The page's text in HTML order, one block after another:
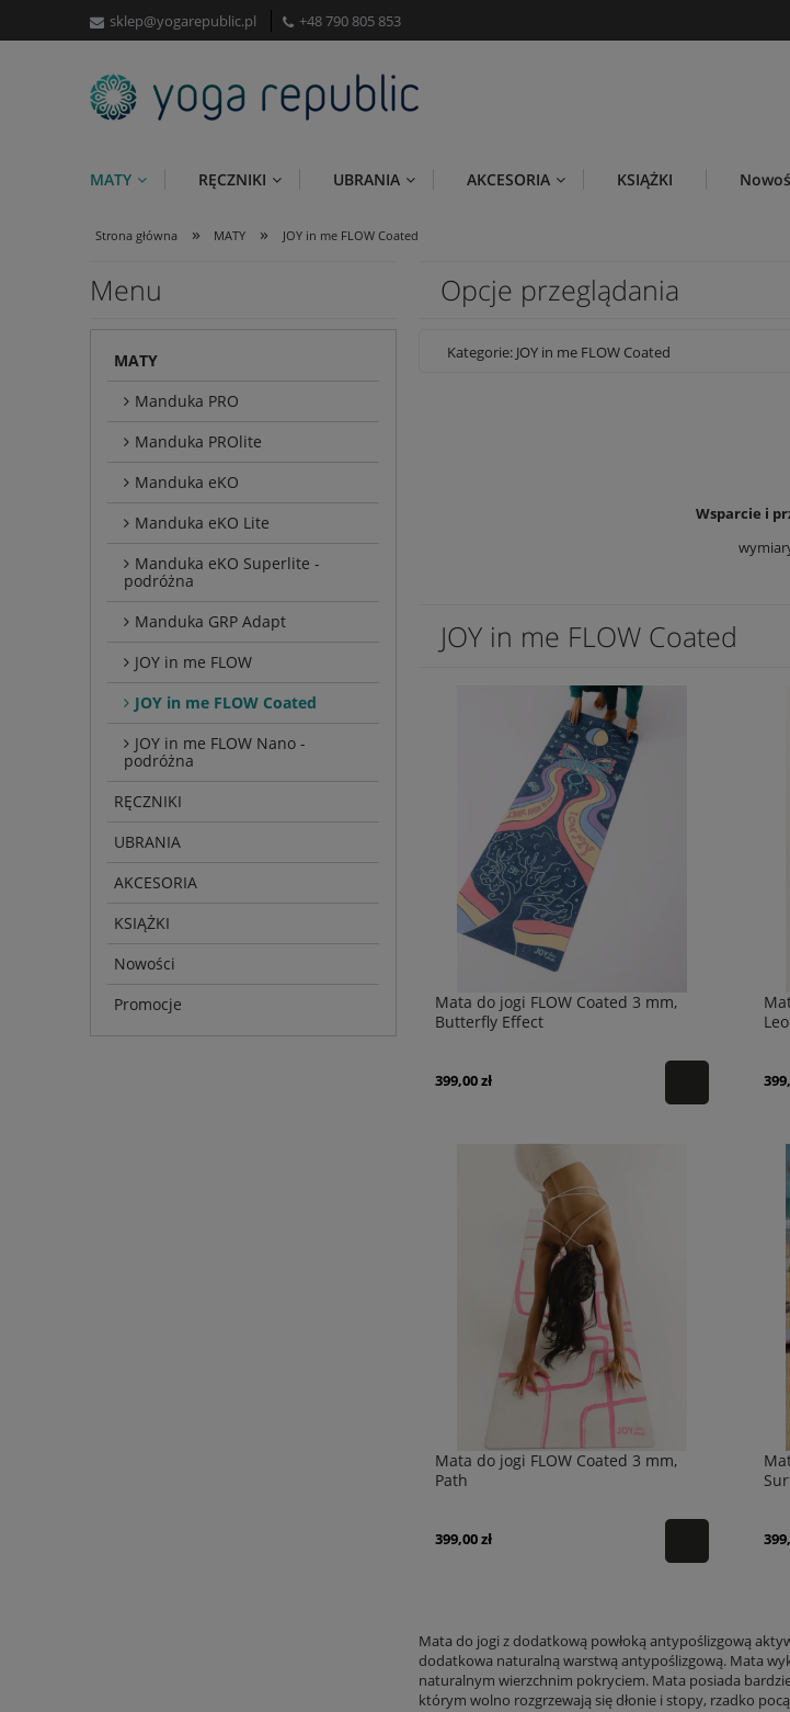
sklep@yogarepublic.pl +48 790 805 853
MATY RĘCZNIKI UBRANIA AKCESORIA KSIĄŻKI
Strona główna » MATY » JOY in me FLOW Coated
Menu
MATY
Manduka PRO
Manduka PROlite
Manduka eKO
Manduka eKO Lite
Manduka eKO Superlite -
podróżna
Manduka GRP Adapt
JOY in me FLOW
JOY in me FLOW Coated
JOY in me FLOW Nano -
podróżna
RĘCZNIKI
UBRANIA
AKCESORIA
KSIĄŻKI
Nowości
Promocje
Opcje przeglądania
Kategorie: JOY in me FLOW Coated
Wsparcie i
JOY in me FLOW Coated
Mata do jogi FLOW Coated 3 mm,
Butterfly Effect
399,00 zł
Mata do jogi FLOW Coated 3 mm,
Path
399,00 zł
Mata do jogi z dodatkową powłoką antypoślizgową
dodatkowa naturalną warstwą antypoślizgową. Mata
naturalnym wierzchnim pokryciem. Mata posiada
którym wolno rozgrzewają się dłonie i stopy, rzadko